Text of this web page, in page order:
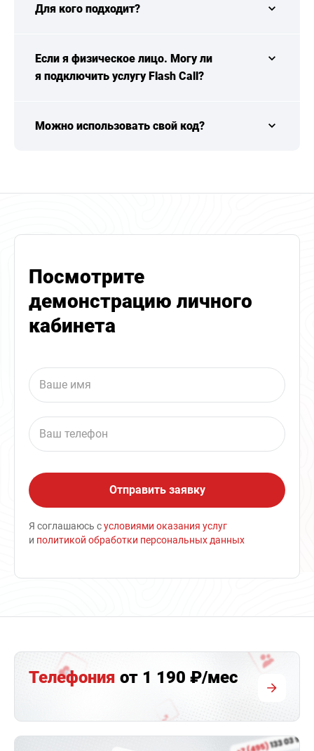
Для кого подходит?
Если я физическое лицо. Могу ли
я подключить услугу Flash Call?
Можно использовать свой код?
Посмотрите
демонстрацию личного
кабинета
Я соглашаюсь сусловиями оказания услуг
и политикой обработки персональных данных
Телефония от 1 190 ₽/мес